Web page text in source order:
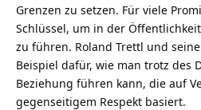
Grenzen zu setzen. Für viele
Schlüssel, um in der
zu führen. Roland Trettl und
Beispiel dafür, wie man trotz des
Beziehung führen kann, die auf
gegenseitigem Respekt basiert.